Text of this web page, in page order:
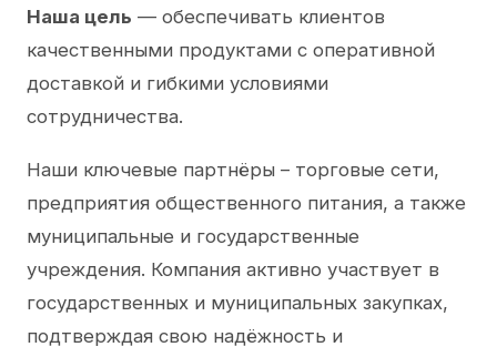
Наша цель — обеспечивать клиентов
качественными продуктами с оперативной
доставкой и гибкими условиями
сотрудничества.
Наши ключевые партнёры – торговые сети,
предприятия общественного питания, а также
муниципальные и государственные
учреждения. Компания активно участвует в
государственных и муниципальных закупках,
подтверждая свою надёжность и